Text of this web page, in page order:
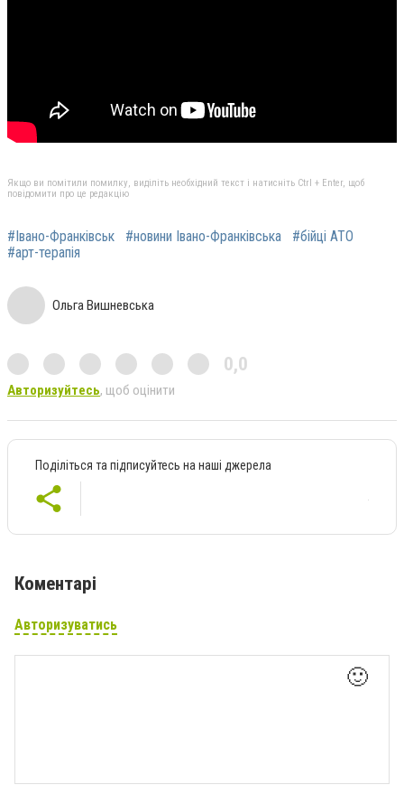
Якщо ви помітили помилку, виділіть необхідний текст і натисніть Ctrl + Enter, щоб
повідомити про це редакцію
#Івано-Франківськ #новини Івано-Франківська
#бійці АТО
#арт-терапія
Ольга Вишневська
0,0
Авторизуйтесь, щоб оцінити
Поділіться та підписуйтесь на наші джерела
Коментарі
Авторизуватись
🙂